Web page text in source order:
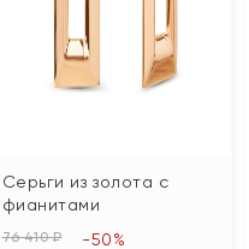
Серьги из золота с
фианитами
76 410 ₽ -50%